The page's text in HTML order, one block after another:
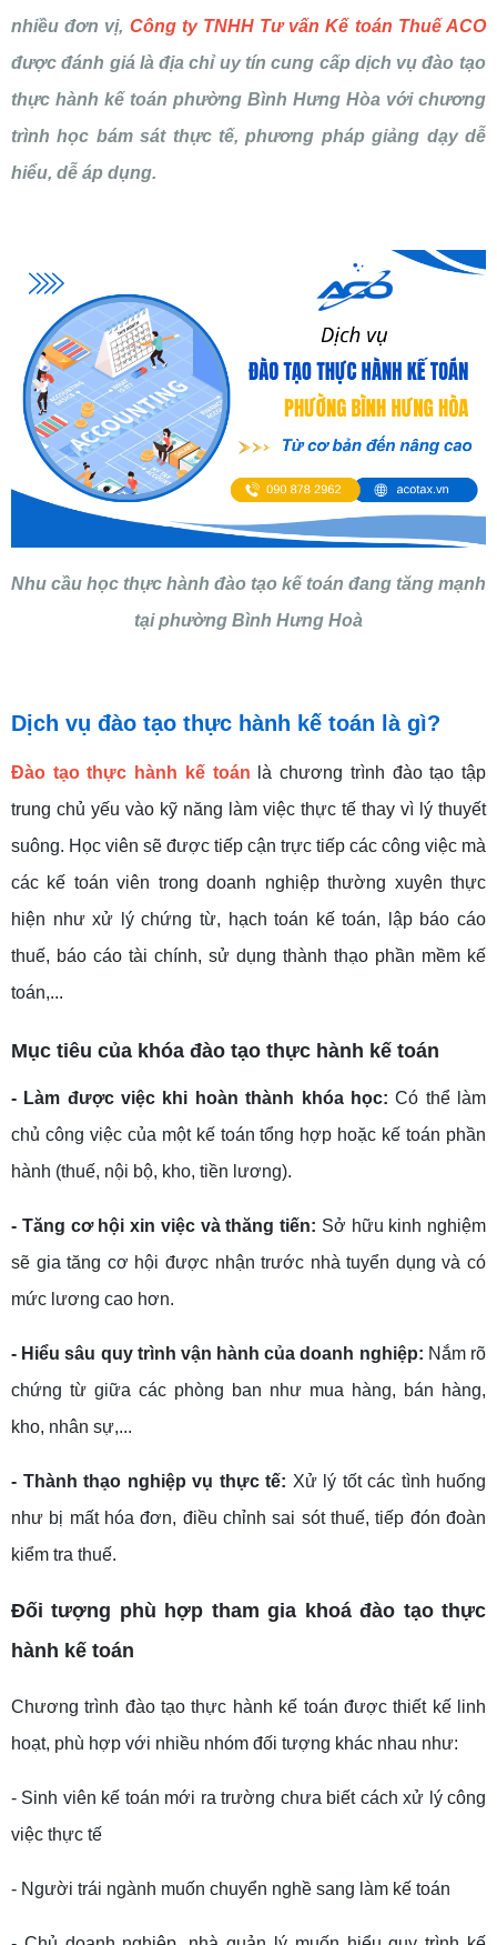
nhiều đơn vị, Công ty TNHH Tư vấn Kế toán Thuế ACO
được đánh giá là địa chỉ uy tín cung cấp dịch vụ đào tạo
thực hành kế toán phường Bình Hưng Hòa với chương
trình học bám sát thực tế, phương pháp giảng dạy dễ
hiểu, dễ áp dụng.
Nhu cầu học thực hành đào tạo kế toán đang tăng mạnh
tại phường Bình Hưng Hoà
Dịch vụ đào tạo thực hành kế toán là gì?
Đào tạo thực hành kế toán là chương trình đào tạo tập
trung chủ yếu vào kỹ năng làm việc thực tế thay vì lý thuyết
suông. Học viên sẽ được tiếp cận trực tiếp các công việc mà
các kế toán viên trong doanh nghiệp thường xuyên thực
hiện như xử lý chứng từ, hạch toán kế toán, lập báo cáo
thuế, báo cáo tài chính, sử dụng thành thạo phần mềm kế
toán,...
Mục tiêu của khóa đào tạo thực hành kế toán
- Làm được việc khi hoàn thành khóa học: Có thể làm
chủ công việc của một kế toán tổng hợp hoặc kế toán phần
hành (thuế, nội bộ, kho, tiền lương).
- Tăng cơ hội xin việc và thăng tiến: Sở hữu kinh nghiệm
sẽ gia tăng cơ hội được nhận trước nhà tuyển dụng và có
mức lương cao hơn.
- Hiểu sâu quy trình vận hành của doanh nghiệp: Nắm rõ
chứng từ giữa các phòng ban như mua hàng, bán hàng,
kho, nhân sự,...
- Thành thạo nghiệp vụ thực tế: Xử lý tốt các tình huống
như bị mất hóa đơn, điều chỉnh sai sót thuế, tiếp đón đoàn
kiểm tra thuế.
Đối tượng phù hợp tham gia khoá đào tạo thực
hành kế toán
Chương trình đào tạo thực hành kế toán được thiết kế linh
hoạt, phù hợp với nhiều nhóm đối tượng khác nhau như:
- Sinh viên kế toán mới ra trường chưa biết cách xử lý công
việc thực tế
- Người trái ngành muốn chuyển nghề sang làm kế toán